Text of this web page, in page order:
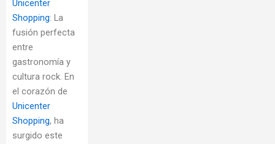
Unicenter
Shopping: La
fusión perfecta
entre
gastronomía y
cultura rock. En
el corazón de
Unicenter
Shopping, ha
surgido este